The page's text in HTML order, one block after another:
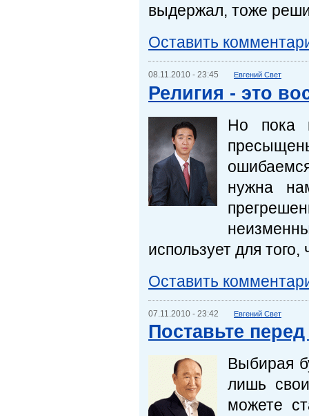
выдержал, тоже
Оставить
08.11.2010 - 23:45 Евгений Свет
Религия - это
Но пока
нужна
использует для
Оставить
07.11.2010 - 23:42 Евгений Свет
Поставьте
Выбирая
лишь
можете